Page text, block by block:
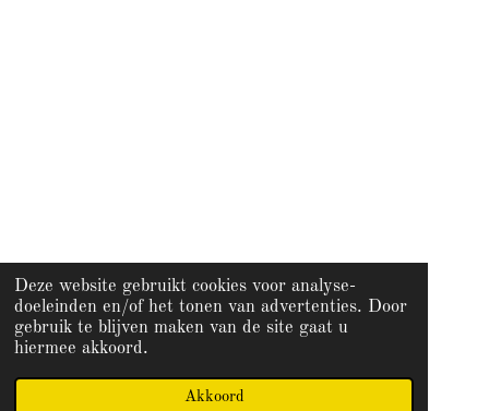
Deze website gebruikt cookies voor analyse-
doeleinden en/of het tonen van advertenties. Door
gebruik te blijven maken van de site gaat u
hiermee akkoord.
Akkoord